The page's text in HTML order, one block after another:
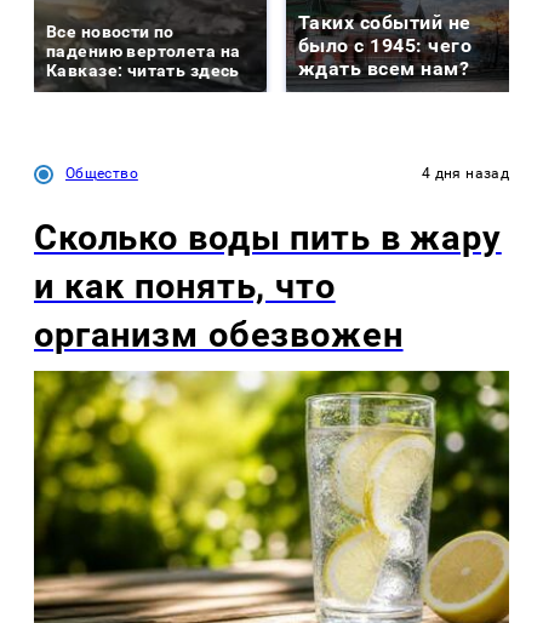
Все новости по
падению вертолета на
Кавказе: читать здесь
Таких событий не
было с 1945: чего
ждать всем нам?
Общество 4 дня назад
Сколько воды пить в жару
и как понять, что
организм обезвожен